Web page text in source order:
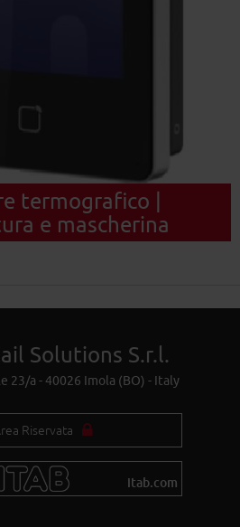
termografico |
e mascherina
Solutions S.r.l.
23/a - 40026 Imola (BO) - Italy
Riservata
itab.com